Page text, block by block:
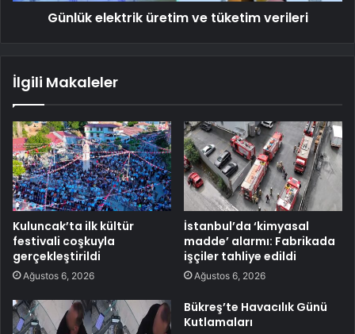
Günlük elektrik üretim ve tüketim verileri
İlgili Makaleler
Kuluncak’ta ilk kültür
festivali coşkuyla
gerçekleştirildi
Ağustos 6, 2026
İstanbul’da ‘kimyasal
madde’ alarmı: Fabrikada
işçiler tahliye edildi
Ağustos 6, 2026
Bükreş’te Havacılık Günü
Kutlamaları